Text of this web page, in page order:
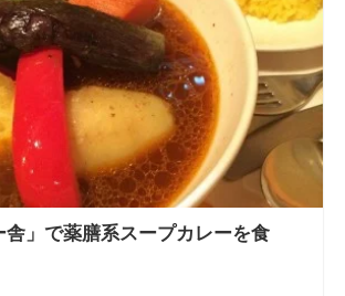
舎」で薬膳系スープカレーを食